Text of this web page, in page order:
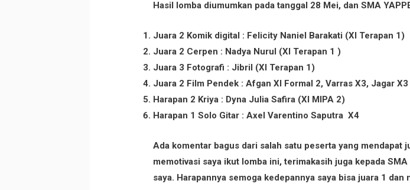
Hasil lomba diumumkan pada tanggal 28 Mei, dan SMA
Juara 2 Komik digital : Felicity Naniel Barakati (XI Terapan 1)
Juara 2 Cerpen : Nadya Nurul (XI Terapan 1 )
Juara 3 Fotografi : Jibril (XI Terapan 1)
Juara 2 Film Pendek : Afgan XI Formal 2, Varras X3, Jagar X3
Harapan 2 Kriya : Dyna Julia Safira (XI MIPA 2)
Harapan 1 Solo Gitar : Axel Varentino Saputra X4
Ada komentar bagus dari salah satu peserta yang mendapat
memotivasi saya ikut lomba ini, terimakasih juga kepada
saya. Harapannya semoga kedepannya saya bisa juara 1